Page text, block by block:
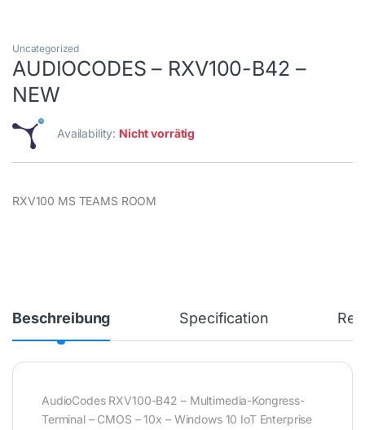
Uncategorized
AUDIOCODES – RXV100-B42 –
NEW
Availability: Nicht vorrätig
RXV100 MS TEAMS ROOM
Beschreibung Specification
AudioCodes RXV100-B42 – Multimedia-Kongress-
Terminal – CMOS – 10x – Windows 10 IoT Enterprise